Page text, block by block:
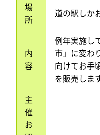
場
所
道の駅しか
内
容
例年実施し
市」に変わ
向けてお手
を販売しま
主
催
お